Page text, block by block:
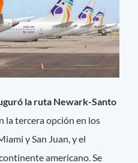
la ruta Newark-Santo
la tercera opción en los
y San Juan, y el
americano. Se